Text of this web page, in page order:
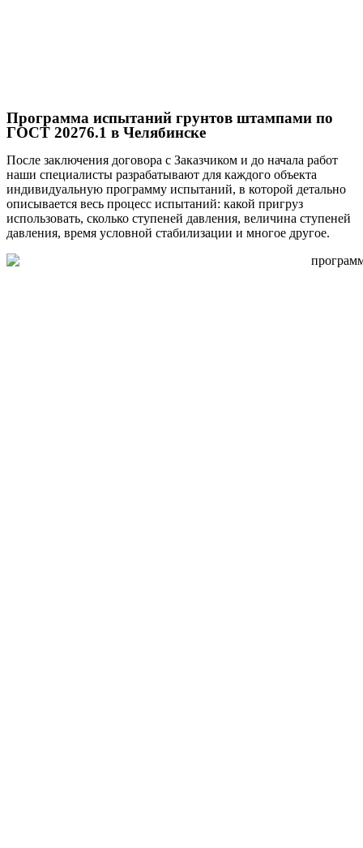
Программа испытаний грунтов штампами по
ГОСТ 20276.1 в Челябинске
После заключения договора с Заказчиком и до начала работ
наши специалисты разрабатывают для каждого объекта
индивидуальную программу испытаний, в которой детально
описывается весь процесс испытаний: какой пригруз
использовать, сколько ступеней давления, величина ступеней
давления, время условной стабилизации и многое другое.